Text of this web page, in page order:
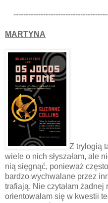
MARTYNA
Z trylogią
wiele o nich słyszałam, ale
nią sięgnąć, ponieważ
bardzo wychwalane przez
trafiają. Nie czytałam
orientowałam się w kwestii